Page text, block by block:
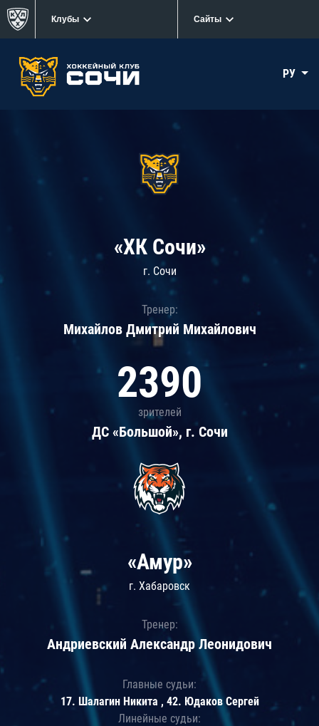
Клубы Сайты
РУ
«ХК Сочи»
г. Сочи
Тренер:
Михайлов Дмитрий Михайлович
2390
зрителей
ДС «Большой», г. Сочи
«Амур»
г. Хабаровск
Тренер:
Андриевский Александр Леонидович
Главные судьи:
17. Шалагин Никита , 42. Юдаков Сергей
Линейные судьи: